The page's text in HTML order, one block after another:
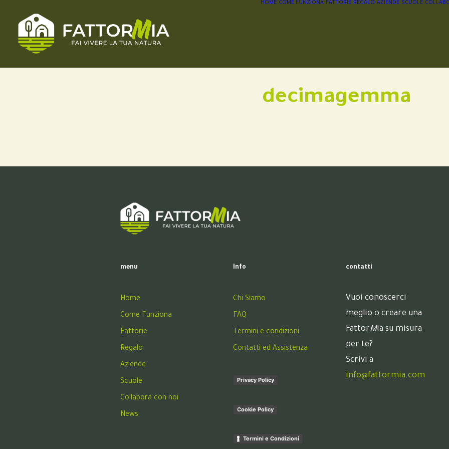
HOME COME FUNZIONA FATTORIE REGALO AZIENDE SCUOLE
decimagemma
menu
Home
Come Funziona
Fattorie
Regalo
Aziende
Scuole
Collabora con noi
News
Info
Chi Siamo
FAQ
Termini e condizioni
Contatti ed Assistenza
Privacy Policy
Cookie Policy
Termini e Condizioni
contatti
Vuoi conoscerci
meglio o creare una
FattorMia su misura
per te?
Scrivi a
info@fattormia.com